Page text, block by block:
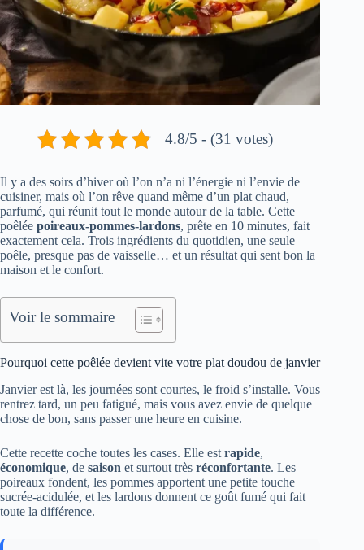
4.8/5 - (31 votes)
Il y a des soirs d’hiver où l’on n’a ni l’énergie ni l’envie de
cuisiner, mais où l’on rêve quand même d’un plat chaud,
parfumé, qui réunit tout le monde autour de la table. Cette
poêlée poireaux-pommes-lardons, prête en 10 minutes, fait
exactement cela. Trois ingrédients du quotidien, une seule
poêle, presque pas de vaisselle… et un résultat qui sent bon la
maison et le confort.
Voir le sommaire
Pourquoi cette poêlée devient vite votre plat doudou de janvier
Janvier est là, les journées sont courtes, le froid s’installe. Vous
rentrez tard, un peu fatigué, mais vous avez envie de quelque
chose de bon, sans passer une heure en cuisine.
Cette recette coche toutes les cases. Elle est rapide,
économique, de saison et surtout très réconfortante. Les
poireaux fondent, les pommes apportent une petite touche
sucrée-acidulée, et les lardons donnent ce goût fumé qui fait
toute la différence.